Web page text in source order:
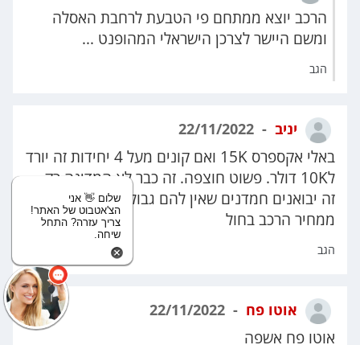
הרכב יוצא ממתחם פי הטבעת לרחבת האסלה
ומשם היישר לצרכן הישראלי המהופנט ...
הגב
יניב
באלי אקספרס 15K ואם קונים מעל 4 יחידות זה יורד
ל10K דולר. פשוט חוצפה. זה כבר לא המדינה רק.
ממחיר הרכב בחול
הגב
אוטו פח
אוטו פח אשפה
שלום 👋 אני
הצ'אטבוט של האתר!
צריך עזרה? התחל
שיחה.